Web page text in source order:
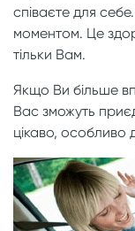
співаєте для
моментом. Це
тільки Вам.
Якщо Ви більше
Вас зможуть
цікаво, особливо